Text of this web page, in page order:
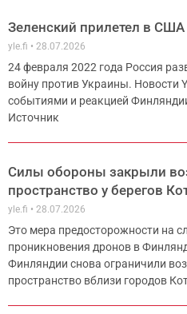
Зеленский прилетел в
yle.fi 28.07.2026
24 февраля 2022 года Россия
войну против Украины. Новости
событиями и реакцией
Источник
Силы обороны закрыли
пространство у берегов
yle.fi 28.07.2026
Это мера предосторожности на
проникновения дронов в
Финляндии снова ограничили
пространство вблизи городов